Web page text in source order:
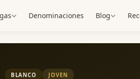
Denominaciones Blog
BLANCO JOVEN